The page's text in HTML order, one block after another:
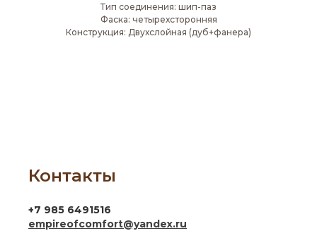
Тип соединения: шип-паз
Фаска: четырехсторонняя
Конструкция: Двухслойная (дуб+фанера)
Контакты
+7 985 6491516
empireofcomfort@yandex.ru